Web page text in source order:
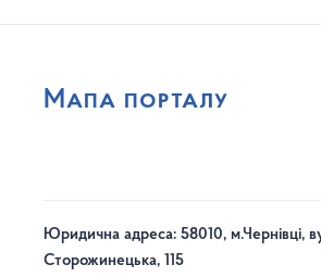
Мапа порталу
Юридична адреса: 58010, м.Чернівці,
Сторожинецька, 115